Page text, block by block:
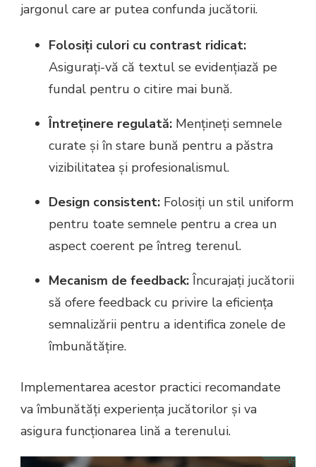
jargonul care ar putea confunda jucătorii.
Folosiți culori cu contrast ridicat:
Asigurați-vă că textul se evidențiază pe
fundal pentru o citire mai bună.
Întreținere regulată: Mențineți semnele
curate și în stare bună pentru a păstra
vizibilitatea și profesionalismul.
Design consistent: Folosiți un stil uniform
pentru toate semnele pentru a crea un
aspect coerent pe întreg terenul.
Mecanism de feedback:Încurajați jucătorii
să ofere feedback cu privire la eficiența
semnalizării pentru a identifica zonele de
îmbunătățire.
Implementarea acestor practici recomandate
va îmbunătăți experiența jucătorilor și va
asigura funcționarea lină a terenului.